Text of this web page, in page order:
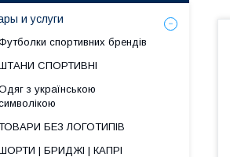
и услуги
спортивних брендів
СПОРТИВНІ
з українською
БЕЗ ЛОГОТИПІВ
| БРИДЖІ | КАПРІ